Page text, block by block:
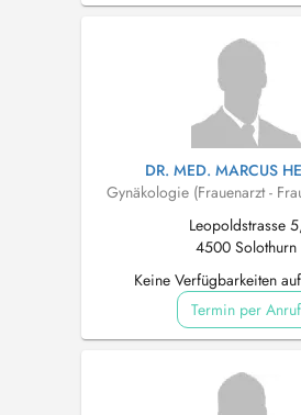
DR. MED. MARCUS
Gynäkologie (Frauenarzt -
Leopoldstrasse 5,
4500 Solothurn
Keine Verfügbarkeiten
Termin per Anruf